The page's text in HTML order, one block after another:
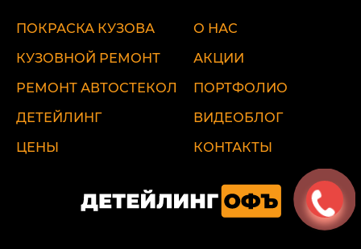
ПОКРАСКА КУЗОВА
КУЗОВНОЙ РЕМОНТ
РЕМОНТ АВТОСТЕКОЛ
ДЕТЕЙЛИНГ
ЦЕНЫ
О НАС
АКЦИИ
ПОРТФОЛИО
ВИДЕОБЛОГ
КОНТАКТЫ